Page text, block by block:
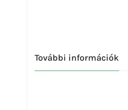
További információk